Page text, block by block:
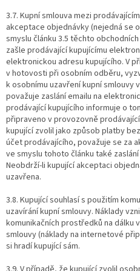
3.7. Kupní smlouva mezi
akceptace objednávky (nejedná se
smyslu článku 3.5 těchto
zašle prodávající kupujícímu
elektronickou adresu kupujícího. V
v hotovosti při osobním odběru,
k osobnímu uzavření kupní smlouvy
považuje zaslání emailu na
prodávající kupujícího informuje o
připraveno v provozovně
kupující zvolil jako způsob platby
účet prodávajícího, považuje se za
ve smyslu tohoto článku také
Neobdrží-li kupující akceptaci
uzavřena.
3.8. Kupující souhlasí s použitím
uzavírání kupní smlouvy. Náklady
komunikačních prostředků na dálku
smlouvy (náklady na internetové
si hradí kupující sám.